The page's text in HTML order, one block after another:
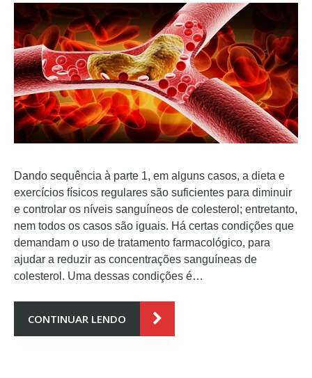
Dando sequência à parte 1, em alguns casos, a dieta e
exercícios físicos regulares são suficientes para diminuir
e controlar os níveis sanguíneos de colesterol; entretanto,
nem todos os casos são iguais. Há certas condições que
demandam o uso de tratamento farmacológico, para
ajudar a reduzir as concentrações sanguíneas de
colesterol. Uma dessas condições é…
CONTINUAR LENDO